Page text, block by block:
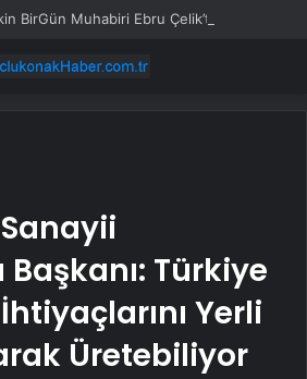
Başkanı: Türkiye
Yerli
Üretebiliyor